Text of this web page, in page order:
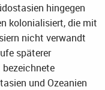
hingegen
kolonialisiert, die mit
nicht verwandt
späterer
bezeichnete
und Ozeanien